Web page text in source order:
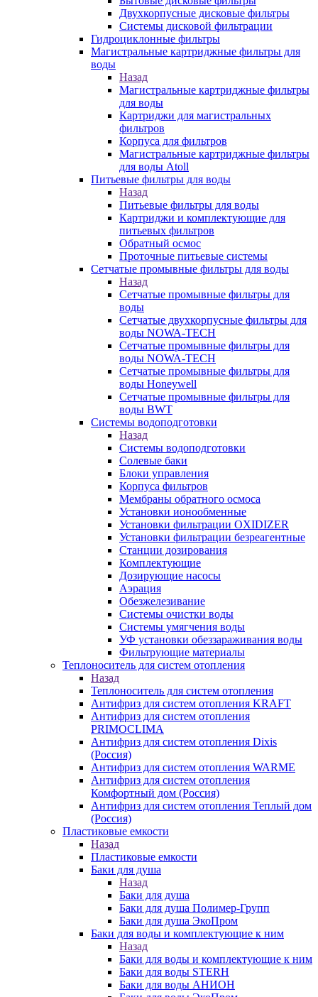
Двухкорпусные дисковые фильтры
Системы дисковой фильтрации
Гидроциклонные фильтры
Магистральные картриджные фильтры для
воды
Назад
Магистральные картриджные фильтры
для воды
Картриджи для магистральных
фильтров
Корпуса для фильтров
Магистральные картриджные фильтры
для воды Atoll
Питьевые фильтры для воды
Назад
Питьевые фильтры для воды
Картриджи и комплектующие для
питьевых фильтров
Обратный осмос
Проточные питьевые системы
Сетчатые промывные фильтры для воды
Назад
Сетчатые промывные фильтры для
воды
Сетчатые двухкорпусные фильтры для
воды NOWA-TECH
Сетчатые промывные фильтры для
воды NOWA-TECH
Сетчатые промывные фильтры для
воды Honeywell
Сетчатые промывные фильтры для
воды BWT
Системы водоподготовки
Назад
Системы водоподготовки
Солевые баки
Блоки управления
Корпуса фильтров
Мембраны обратного осмоса
Установки ионообменные
Установки фильтрации OXIDIZER
Установки фильтрации безреагентные
Станции дозирования
Комплектующие
Дозирующие насосы
Аэрация
Обезжелезивание
Системы очистки воды
Системы умягчения воды
УФ установки обеззараживания воды
Фильтрующие материалы
Теплоноситель для систем отопления
Назад
Теплоноситель для систем отопления
Антифриз для систем отопления KRAFT
Антифриз для систем отопления
PRIMOCLIMA
Антифриз для систем отопления Dixis
(Россия)
Антифриз для систем отопления WARME
Антифриз для систем отопления
Комфортный дом (Россия)
Антифриз для систем отопления Теплый дом
(Россия)
Пластиковые емкости
Назад
Пластиковые емкости
Баки для душа
Назад
Баки для душа
Баки для душа Полимер-Групп
Баки для душа ЭкоПром
Баки для воды и комплектующие к ним
Назад
Баки для воды и комплектующие к ним
Баки для воды STERH
Баки для воды АНИОН